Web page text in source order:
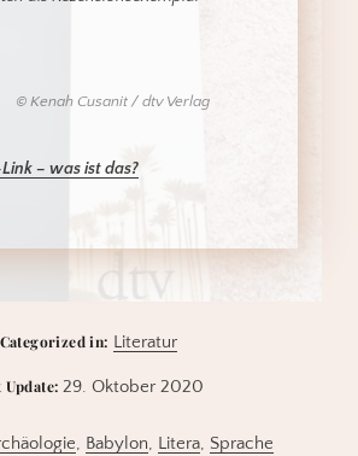
© Kenah Cusanit / dtv Verlag
– was ist das?
Categorized in: Literatur
Update: 29. Oktober 2020
, Babylon, Litera, Sprache